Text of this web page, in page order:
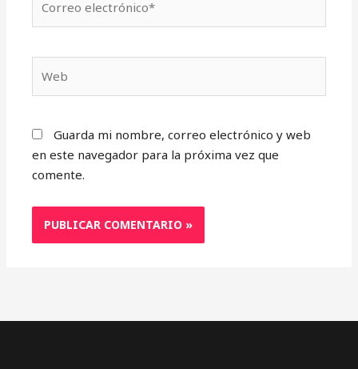
electrónico*
Guarda mi nombre, correo electrónico y web
en este navegador para la próxima vez que
comente.